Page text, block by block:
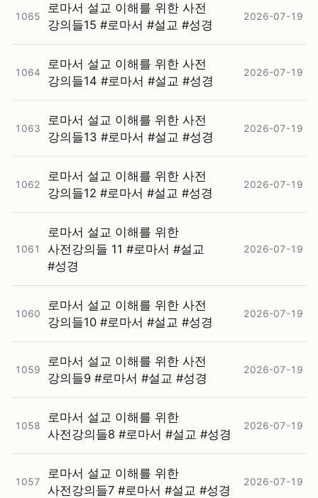
1065
로마서 설교 이해를 위한 사전
강의들15 #⁠로마서 #⁠설교 #⁠성경
2026-07-19
1064
로마서 설교 이해를 위한 사전
강의들14 #⁠로마서 #⁠설교 #⁠성경
2026-07-19
1063
로마서 설교 이해를 위한 사전
강의들13 #⁠로마서 #⁠설교 #⁠성경
2026-07-19
1062
로마서 설교 이해를 위한 사전
강의들12 #⁠로마서 #⁠설교 #⁠성경
2026-07-19
1061
로마서 설교 이해를 위한
사전강의들 11 #⁠로마서 #⁠설교
#⁠성경
2026-07-19
1060
로마서 설교 이해를 위한 사전
강의들10 #⁠로마서 #⁠설교 #⁠성경
2026-07-19
1059
로마서 설교 이해를 위한 사전
강의들9 #⁠로마서 #⁠설교 #⁠성경
2026-07-19
1058
로마서 설교 이해를 위한
사전강의들8 #⁠로마서 #⁠설교 #⁠성경
2026-07-19
1057
로마서 설교 이해를 위한
사전강의들7 #⁠로마서 #⁠설교 #⁠성경
2026-07-19